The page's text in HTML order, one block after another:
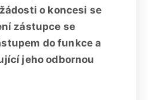
o koncesi se
zástupce se
do funkce a
jeho odbornou